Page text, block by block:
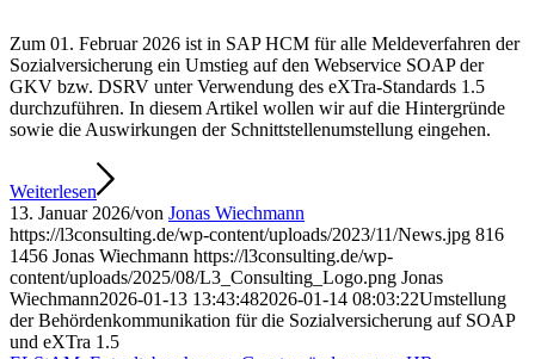
Zum 01. Februar 2026 ist in SAP HCM für alle Meldeverfahren der
Sozialversicherung ein Umstieg auf den Webservice SOAP der
GKV bzw. DSRV unter Verwendung des eXTra-Standards 1.5
durchzuführen. In diesem Artikel wollen wir auf die Hintergründe
sowie die Auswirkungen der Schnittstellenumstellung eingehen.
Weiterlesen
13. Januar 2026/von Jonas Wiechmann
https://l3consulting.de/wp-content/uploads/2023/11/News.jpg 816
1456 Jonas Wiechmann https://l3consulting.de/wp-
content/uploads/2025/08/L3_Consulting_Logo.png Jonas
Wiechmann2026-01-13 13:43:482026-01-14 08:03:22Umstellung
der Behördenkommunikation für die Sozialversicherung auf SOAP
und eXTra 1.5